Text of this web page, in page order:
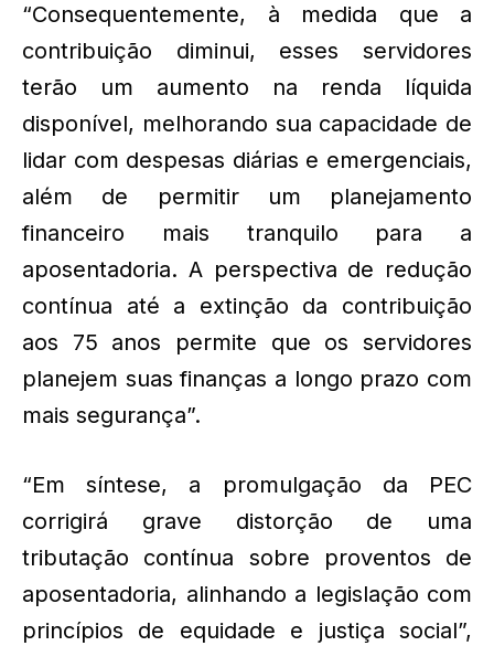
“Consequentemente, à medida que a
contribuição diminui, esses servidores
terão um aumento na renda líquida
disponível, melhorando sua capacidade de
lidar com despesas diárias e emergenciais,
além de permitir um planejamento
financeiro mais tranquilo para a
aposentadoria. A perspectiva de redução
contínua até a extinção da contribuição
aos 75 anos permite que os servidores
planejem suas finanças a longo prazo com
mais segurança”.
“Em síntese, a promulgação da PEC
corrigirá grave distorção de uma
tributação contínua sobre proventos de
aposentadoria, alinhando a legislação com
princípios de equidade e justiça social”,